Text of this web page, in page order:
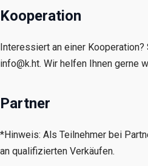
Kooperation
Interessiert an einer Kooperation?
info@k.ht. Wir helfen Ihnen gerne
Partner
*Hinweis: Als Teilnehmer bei
an qualifizierten Verkäufen.